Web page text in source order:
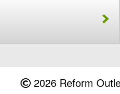
2026 Reform